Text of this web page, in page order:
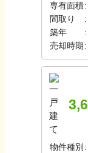
専有面積:
間取り
:
築年
:
売却時期 :
物件種別 :